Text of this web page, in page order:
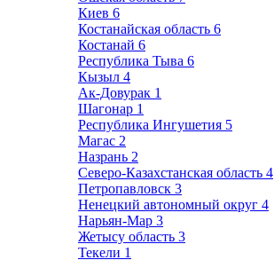
Киев 6
Костанайская область 6
Костанай 6
Республика Тыва 6
Кызыл 4
Ак-Довурак 1
Шагонар 1
Республика Ингушетия 5
Магас 2
Назрань 2
Северо-Казахстанская область 4
Петропавловск 3
Ненецкий автономный округ 4
Нарьян-Мар 3
Жетысу область 3
Текели 1